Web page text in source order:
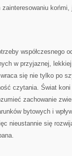
współczesnego
w przyjaznej,
się nie tylko po
czytania. Świat
zachowanie
bytowych i
nieustannie się